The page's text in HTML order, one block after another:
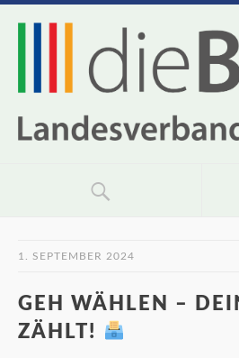
1. SEPTEMBER 2024
GEH WÄHLEN –
ZÄHLT!